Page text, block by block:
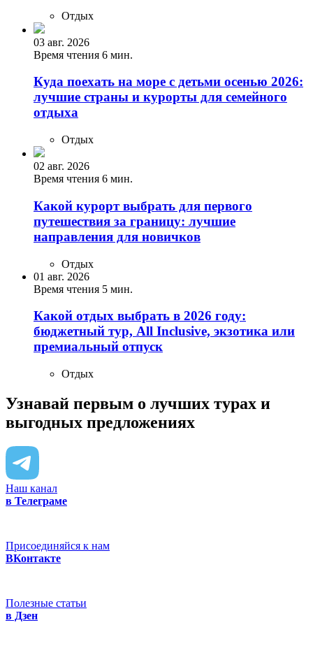
Отдых
03 авг. 2026
Время чтения 6 мин.
Куда поехать на море с детьми осенью 2026:
лучшие страны и курорты для семейного
отдыха
Отдых
02 авг. 2026
Время чтения 6 мин.
Какой курорт выбрать для первого
путешествия за границу: лучшие
направления для новичков
Отдых
01 авг. 2026
Время чтения 5 мин.
Какой отдых выбрать в 2026 году:
бюджетный тур, All Inclusive, экзотика или
премиальный отпуск
Отдых
Узнавай первым о лучших турах и
выгодных предложениях
Наш канал
в Телеграме
Присоединяйся к нам
ВКонтакте
Полезные статьи
в Дзен